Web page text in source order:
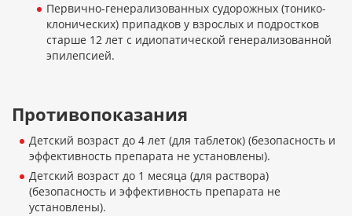
Первично-генерализованных судорожных (тонико-
клонических) припадков у взрослых и подростков
старше 12 лет с идиопатической генерализованной
эпилепсией.
Противопоказания
Детский возраст до 4 лет (для таблеток) (безопасность и
эффективность препарата не установлены).
Детский возраст до 1 месяца (для раствора)
(безопасность и эффективность препарата не
установлены).